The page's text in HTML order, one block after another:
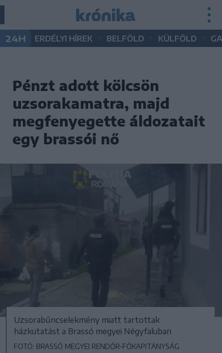
24H ERDÉLYI HÍREK BELFÖLD KÜLFÖLD
Pénzt adott kölcsön
uzsorakamatra, majd
megfenyegette áldozatait
egy brassói nő
Uzsorabűncselekmény miatt tartottak
házkutatást a Brassó megyei Négyfaluban
FOTÓ: BRASSÓ MEGYEI RENDŐR-FŐKAPITÁNYSÁG